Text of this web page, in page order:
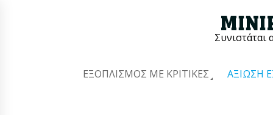
Συνιστάται
ΕΞΟΠΛΙΣΜΌΣ ΜΕ ΚΡΙΤΙΚΈΣ ΑΞΊΩΣΗ